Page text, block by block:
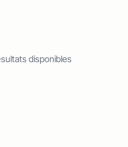
disponibles